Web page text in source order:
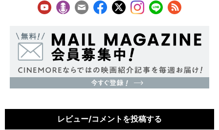
レビュー/コメントを投稿する